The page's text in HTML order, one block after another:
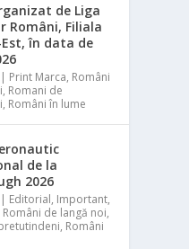
de Liga
Români, Filiala
în data de
| Print Marca, Români
, Romani de
, Români în lume
de la
2026
| Editorial, Important,
Români de langă noi,
, Români